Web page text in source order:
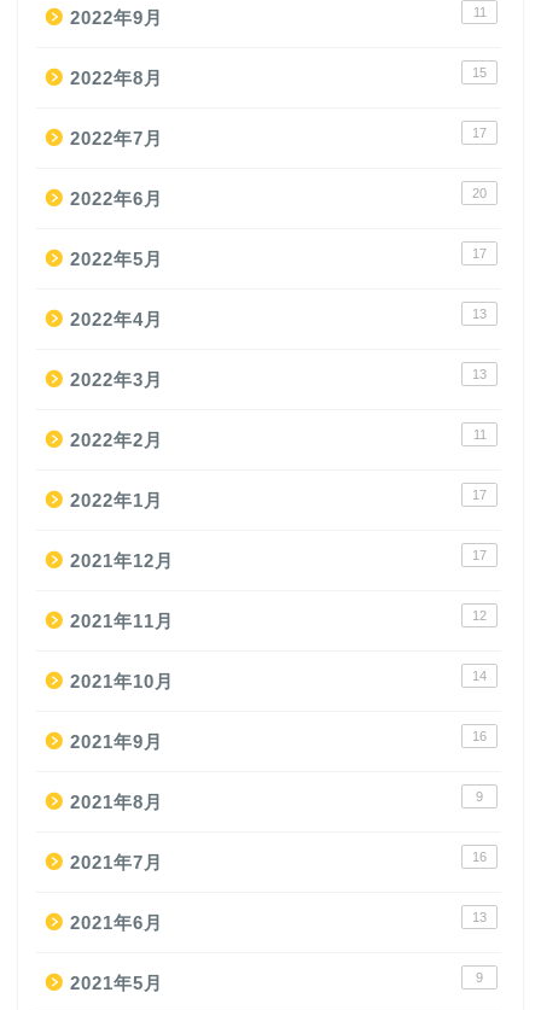
2022年9月 11
2022年8月 15
2022年7月 17
2022年6月 20
2022年5月 17
2022年4月 13
2022年3月 13
2022年2月 11
2022年1月 17
2021年12月 17
2021年11月 12
2021年10月 14
2021年9月 16
2021年8月 9
2021年7月 16
2021年6月 13
2021年5月 9